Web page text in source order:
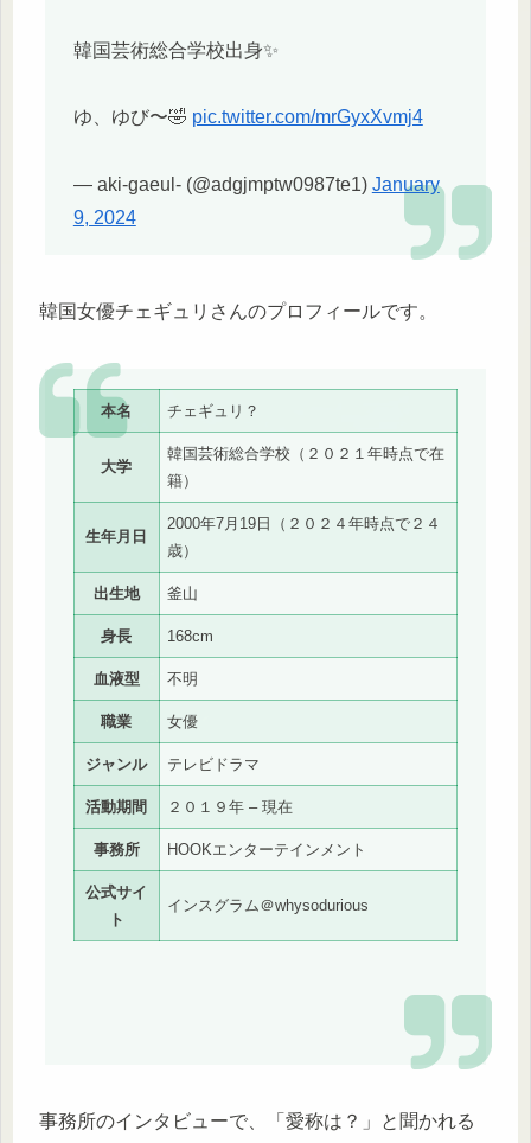
韓国芸術総合学校出身✨
ゆ、ゆび〜🤣 pic.twitter.com/mrGyxXvmj4
— aki-gaeul- (@adgjmptw0987te1) January
9, 2024
韓国女優チェギュリさんのプロフィールです。
本名 チェギュリ？
大学
韓国芸術総合学校（２０２１年時点で在
籍）
生年月日
2000年7月19日（２０２４年時点で２４
歳）
出生地 釜山
身長 168cm
血液型 不明
職業 女優
ジャンル テレビドラマ
活動期間 ２０１９年 – 現在
事務所 HOOKエンターテインメント
公式サイ
ト
インスグラム＠whysodurious
事務所のインタビューで、「愛称は？」と聞かれる